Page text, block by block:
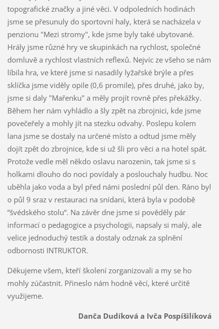
topografické značky a jiné věci. V odpoledních hodinách
jsme se přesunuly do sportovní haly, která se nacházela v
penzionu "Mezi stromy", kde jsme byly také ubytované.
Hrály jsme různé hry ve skupinkách na rychlost, společné
domluvě a rychlost vlastních reflexů. Nejvíc ze všeho se nám
líbila hra, ve které jsme si nasadily lyžařské brýle a přes
sklíčka jsme viděly opile (0,6 promile), přes druhé, jako by,
jsme si daly "Mařenku" a měly projít rovně přes překážky.
Během her nám vyhládlo a šly zpět na zbrojnici, kde jsme
povečeřely a mohly jít na stezku odvahy. Poslepu kolem
lana jsme se dostaly na určené místo a odtud jsme měly
dojít zpět do zbrojnice, kde si už šli pro věci a na hotel spát.
Protože vedle měl někdo oslavu narozenin, tak jsme si s
holkami dlouho do noci povídaly a poslouchaly hudbu. Noc
uběhla jako voda a byl před námi poslední půl den. Ráno byl
o půl 9 sraz v restauraci na snídani, která byla v podobě
“švédského stolu“. Na závěr dne jsme si pověděly pár
informací o pedagogice a psychologii, napsaly si malý, ale
velice jednoduchý testík a dostaly odznak za splnění
odbornosti INTRUKTOR.
Děkujeme všem, kteří školení zorganizovali a my se ho
mohly zúčastnit. Přineslo nám hodně věcí, které určitě
využijeme.
Danča Dudíková a Ivča Pospíšilíková